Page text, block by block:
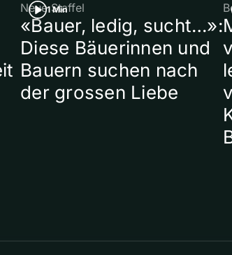
1 Min
Neue Staffel
«Bauer, ledig, sucht…»:
Diese Bäuerinnen und
Bauern suchen nach
der grossen Liebe